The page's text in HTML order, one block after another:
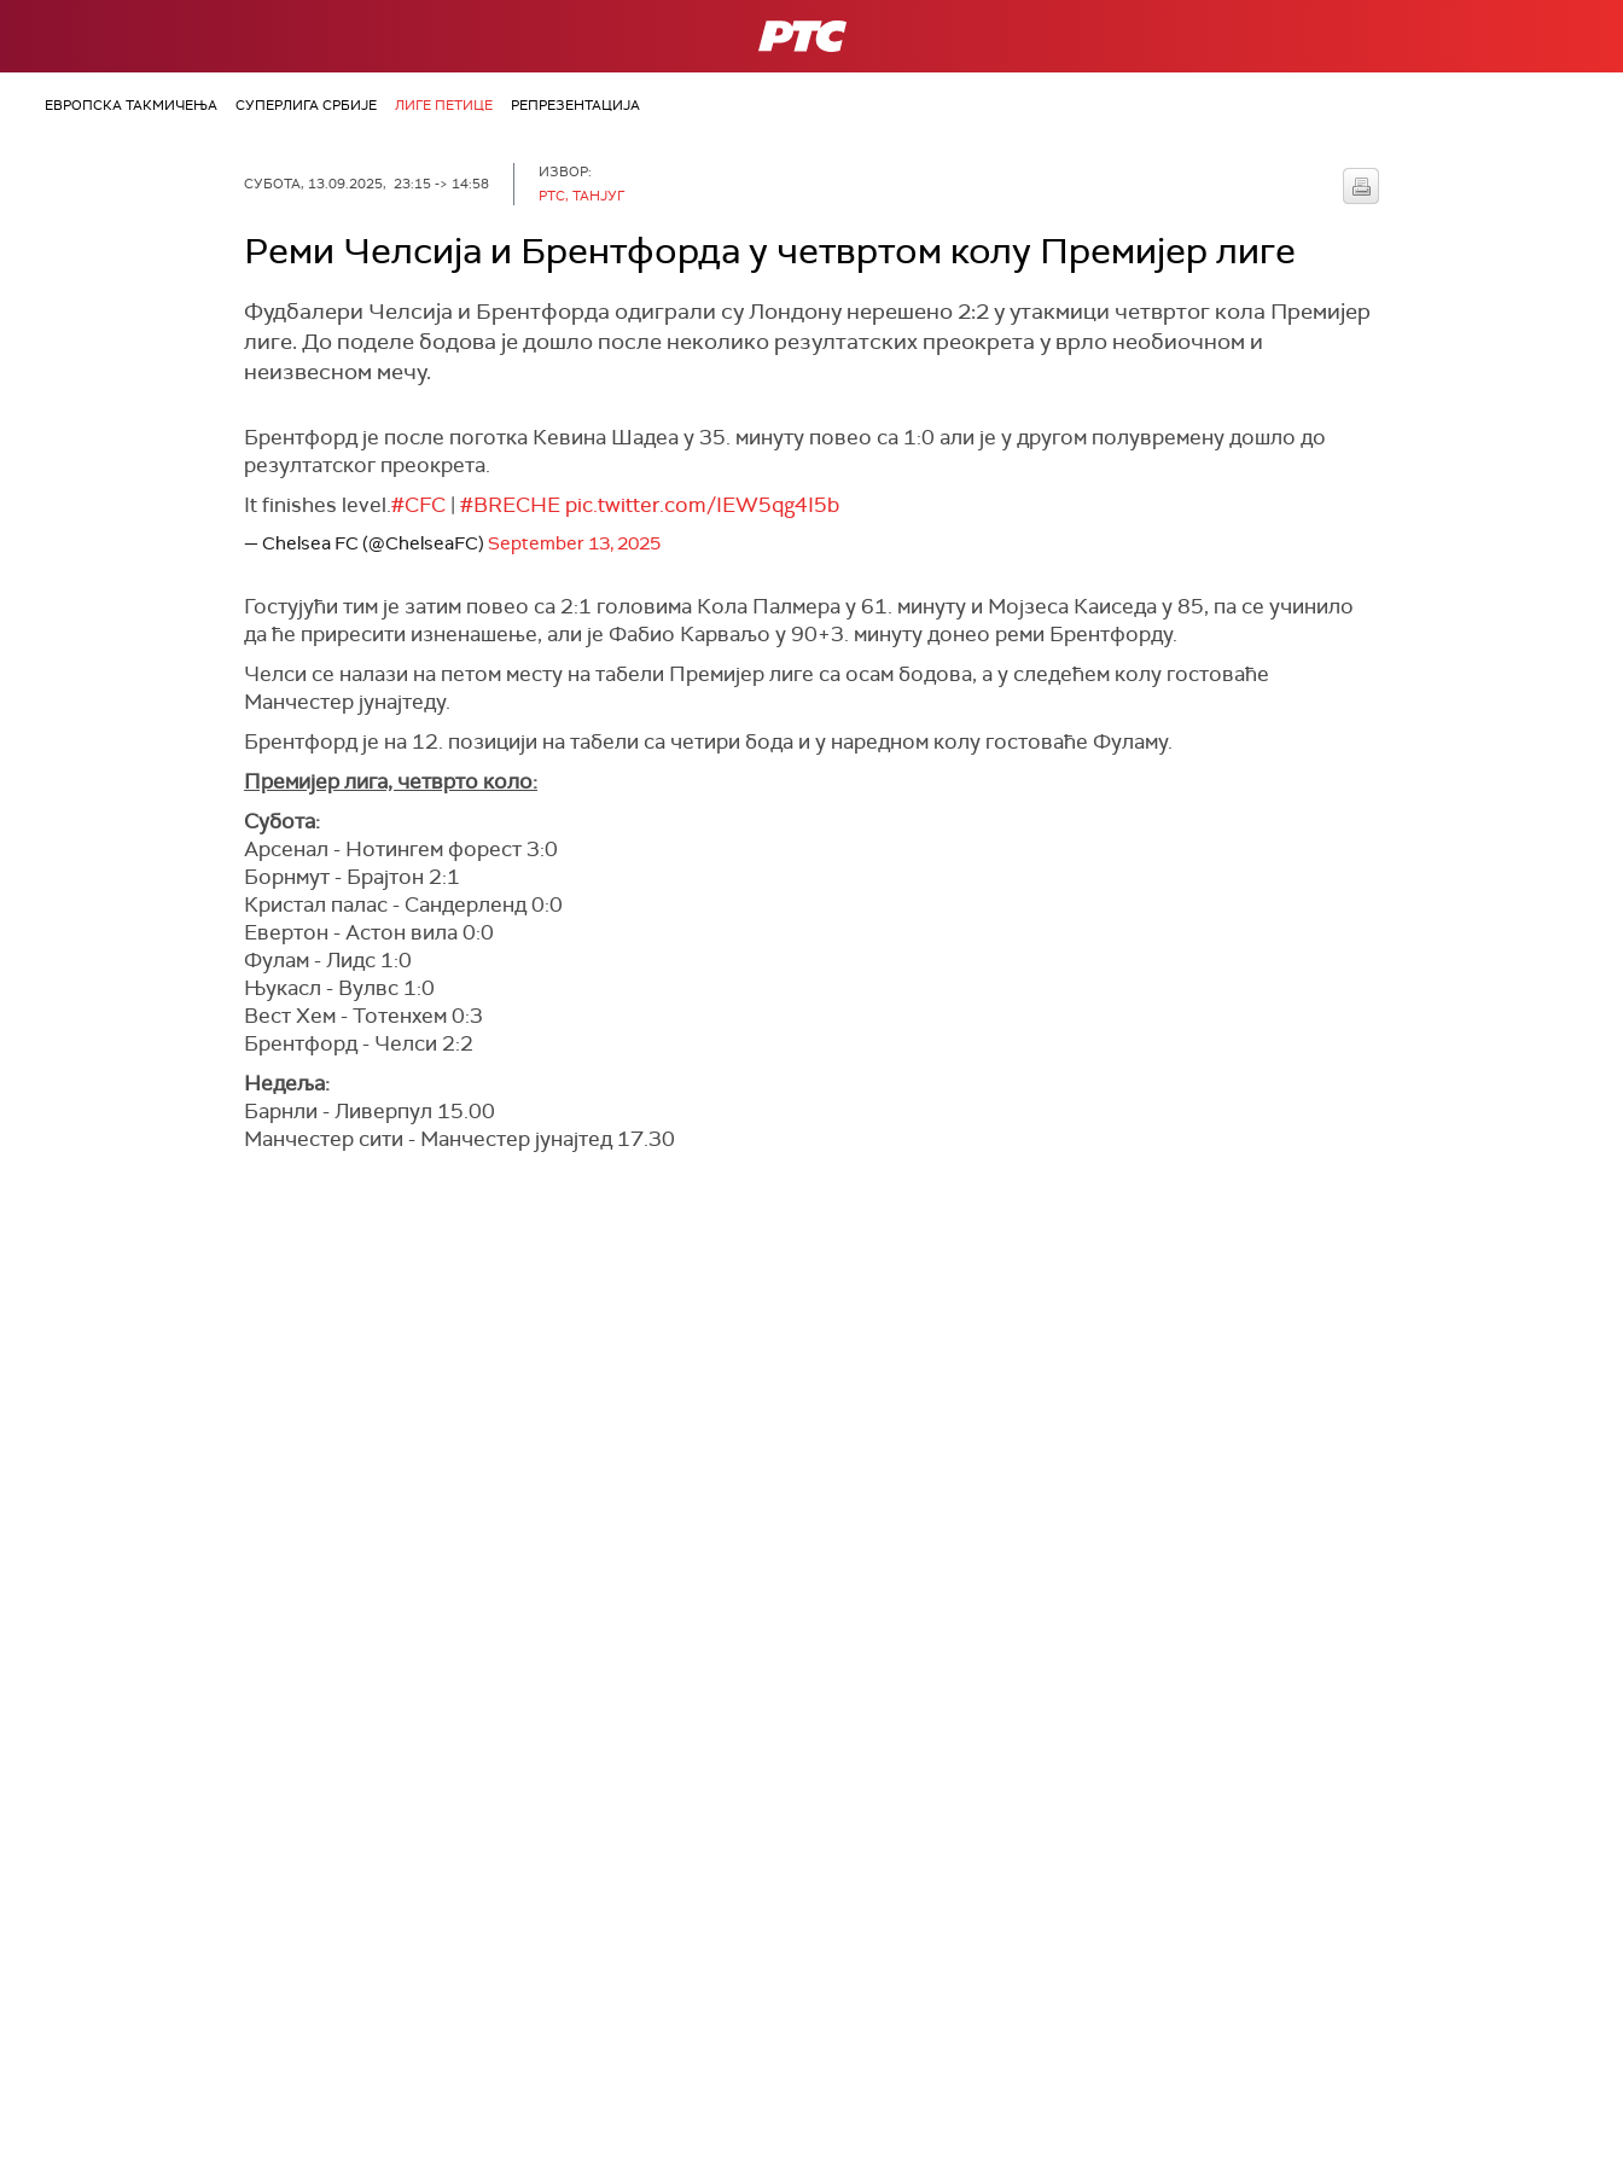
РТС
ЕВРОПСКА ТАКМИЧЕЊА СУПЕРЛИГА СРБИЈЕ ЛИГЕ ПЕТИЦЕ РЕПРЕЗЕНТАЦИЈА
СУБОТА, 13.09.2025, 23:15 -> 14:58
ИЗВОР:
РТС, ТАНЈУГ
Реми Челсија и Брентфорда у четвртом колу Премијер лиге
Фудбалери Челсија и Брентфорда одиграли су Лондону нерешено 2:2 у утакмици четвртог кола Премијер
лиге. До поделе бодова је дошло после неколико резултатских преокрета у врло необиочном и
неизвесном мечу.
Брентфорд је после поготка Кевина Шадеа у 35. минуту повео са 1:0 али је у другом полувремену дошло до
резултатског преокрета.
It finishes level.#CFC | #BRECHE pic.twitter.com/IEW5qg4I5b
— Chelsea FC (@ChelseaFC) September 13, 2025
Гостујући тим је затим повео са 2:1 головима Кола Палмера у 61. минуту и Мојзеса Каиседа у 85, па се учинило
да ће приресити изненашење, али је Фабио Карваљо у 90+3. минуту донео реми Брентфорду.
Челси се налази на петом месту на табели Премијер лиге са осам бодова, а у следећем колу гостоваће
Манчестер јунајтеду.
Брентфорд је на 12. позицији на табели са четири бода и у наредном колу гостоваће Фуламу.
Премијер лига, четврто коло:
Субота:
Арсенал - Нотингем форест 3:0
Борнмут - Брајтон 2:1
Кристал палас - Сандерленд 0:0
Евертон - Астон вила 0:0
Фулам - Лидс 1:0
Њукасл - Вулвс 1:0
Вест Хем - Тотенхем 0:3
Брентфорд - Челси 2:2
Недеља:
Барнли - Ливерпул 15.00
Манчестер сити - Манчестер јунајтед 17.30